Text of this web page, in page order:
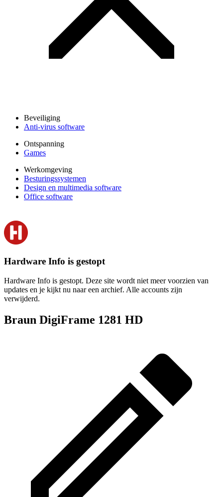
Beveiliging
Anti-virus software
Ontspanning
Games
Werkomgeving
Besturingssystemen
Design en multimedia software
Office software
Hardware Info is gestopt
Hardware Info is gestopt. Deze site wordt niet meer voorzien van
updates en je kijkt nu naar een archief. Alle accounts zijn
verwijderd.
Braun DigiFrame 1281 HD